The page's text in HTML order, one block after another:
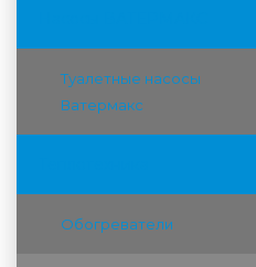
Туалетные насосы
Ватермакс
Обогреватели